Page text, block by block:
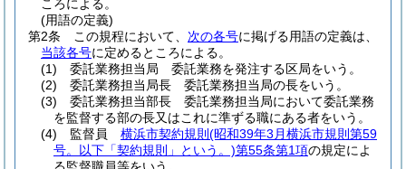
ころによる。
(用語の定義)
第2条
この規程において、 次の各号に掲げる用語の定義は、
当該各号に定めるところによる。
(1)
委託業務担当局 委託業務を発注する区局をいう。
(2)
委託業務担当局長 委託業務担当局の長をいう。
(3)
委託業務担当部長 委託業務担当局において委託業務
を監督する部の長又はこれに準ずる職にある者をいう。
(4)
監督員 横浜市契約規則 (昭和39年3月横浜市規則第59
号。以下「契約規則」という。)第55条第1項の規定によ
る監督職員等をいう。